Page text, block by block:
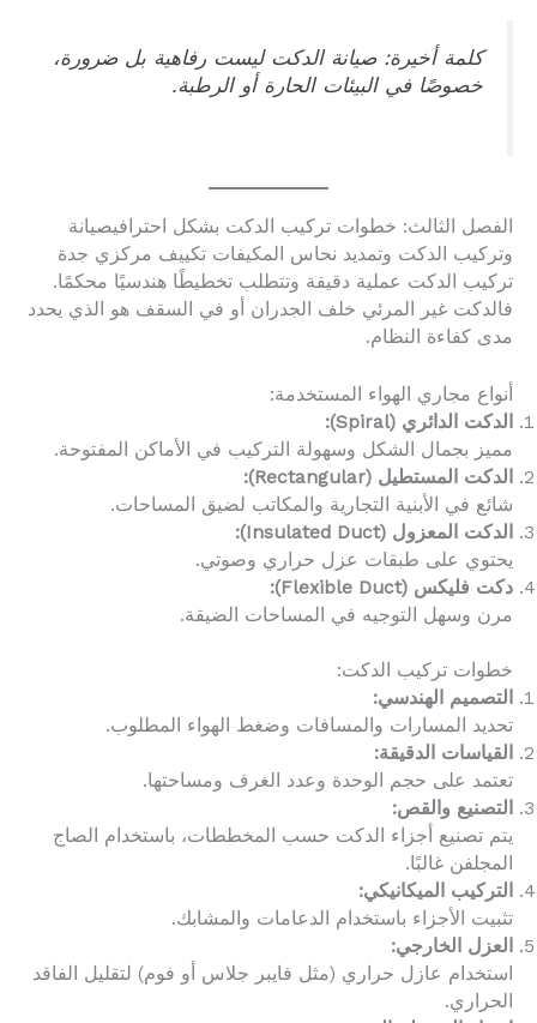
كلمة أخيرة: صيانة الدكت ليست رفاهية بل ضرورة،
خصوصًا في البيئات الحارة أو الرطبة.
الفصل الثالث: خطوات تركيب الدكت بشكل احترافيصيانة
وتركيب الدكت وتمديد نحاس المكيفات تكييف مركزي جدة
تركيب الدكت عملية دقيقة وتتطلب تخطيطًا هندسيًا محكمًا.
فالدكت غير المرئي خلف الجدران أو في السقف هو الذي يحدد
مدى كفاءة النظام.
أنواع مجاري الهواء المستخدمة:
الدكت الدائري (Spiral):
مميز بجمال الشكل وسهولة التركيب في الأماكن المفتوحة.
الدكت المستطيل (Rectangular):
شائع في الأبنية التجارية والمكاتب لضيق المساحات.
الدكت المعزول (Insulated Duct):
يحتوي على طبقات عزل حراري وصوتي.
دكت فليكس (Flexible Duct):
مرن وسهل التوجيه في المساحات الضيقة.
خطوات تركيب الدكت:
التصميم الهندسي:
تحديد المسارات والمسافات وضغط الهواء المطلوب.
القياسات الدقيقة:
تعتمد على حجم الوحدة وعدد الغرف ومساحتها.
التصنيع والقص:
يتم تصنيع أجزاء الدكت حسب المخططات، باستخدام الصاج
المجلفن غالبًا.
التركيب الميكانيكي:
تثبيت الأجزاء باستخدام الدعامات والمشابك.
العزل الخارجي:
استخدام عازل حراري (مثل فايبر جلاس أو فوم) لتقليل الفاقد
الحراري.